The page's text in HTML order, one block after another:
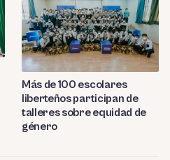
Más de 100 escolares
liberteños participan de
talleres sobre equidad de
género